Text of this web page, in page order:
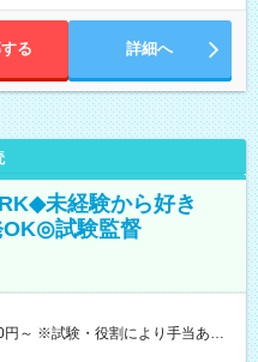
る 詳細へ
未経験から好き
OK◎試験監督
即給（前払い）オプションあ